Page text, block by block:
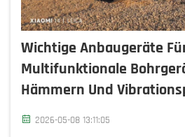
Wichtige Anbaugeräte
Multifunktionale
Hämmern Und
2026-05-08 13:11:05